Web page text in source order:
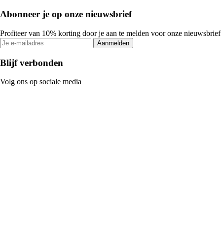
Abonneer je op onze nieuwsbrief
Profiteer van 10% korting door je aan te melden voor onze nieuwsbrief
Aanmelden
Blijf verbonden
Volg ons op sociale media